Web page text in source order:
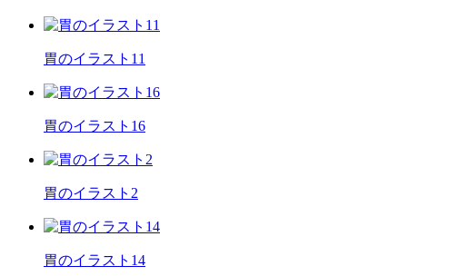
胃のイラスト11
胃のイラスト16
胃のイラスト2
胃のイラスト14